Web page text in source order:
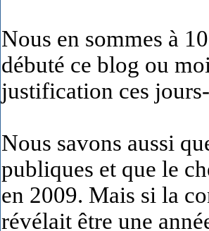
Nous en sommes à
débuté ce blog ou
justification ces
Nous savons aussi
publiques et que le
en 2009. Mais si la
révélait être une